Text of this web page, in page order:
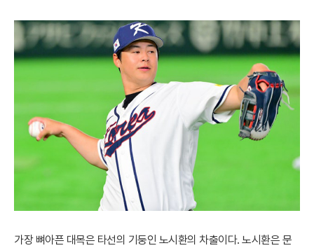
가장 뼈아픈 대목은 타선의 기둥인 노시환의 차출이다. 노시환은 문